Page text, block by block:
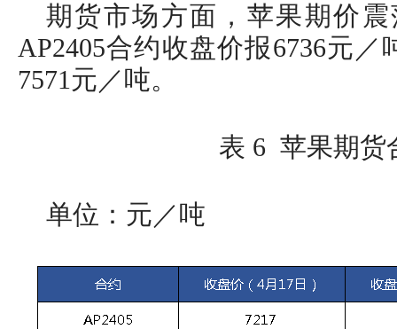
期货市场方面，苹果期价
AP2405合约收盘价报6736元／
7571元／吨。
表 6 苹果期货
单位：元／吨